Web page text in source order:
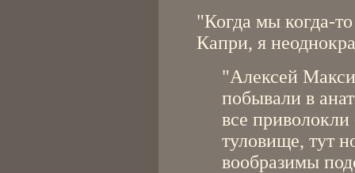
"Когда мы когда-
Капри, я
"Алексей
побывали в
все приволокли
туловище, тут
вообразимы